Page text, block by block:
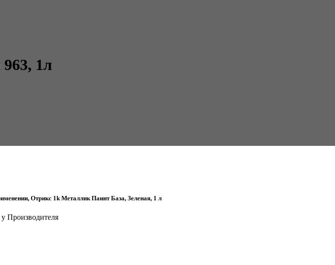
1л
Отрикс 1k Металлик Паинт База, Зеленая, 1 л
Производителя